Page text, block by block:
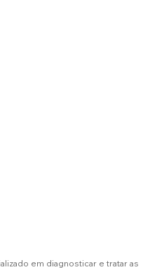
em diagnosticar e tratar as